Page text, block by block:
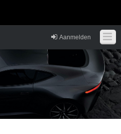
Aanmelden